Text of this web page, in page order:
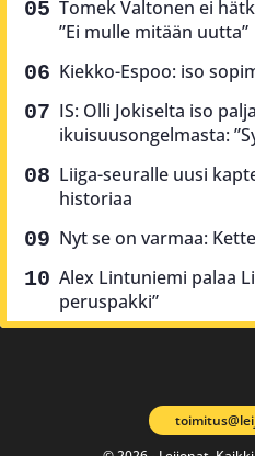
Tomek Valtonen ei
”Ei mulle mitään uutta”
Kiekko-Espoo: iso
IS: Olli Jokiselta iso
ikuisuusongelmasta:
Liiga-seuralle uusi
historiaa
Nyt se on varmaa:
Alex Lintuniemi palaa
peruspakki”